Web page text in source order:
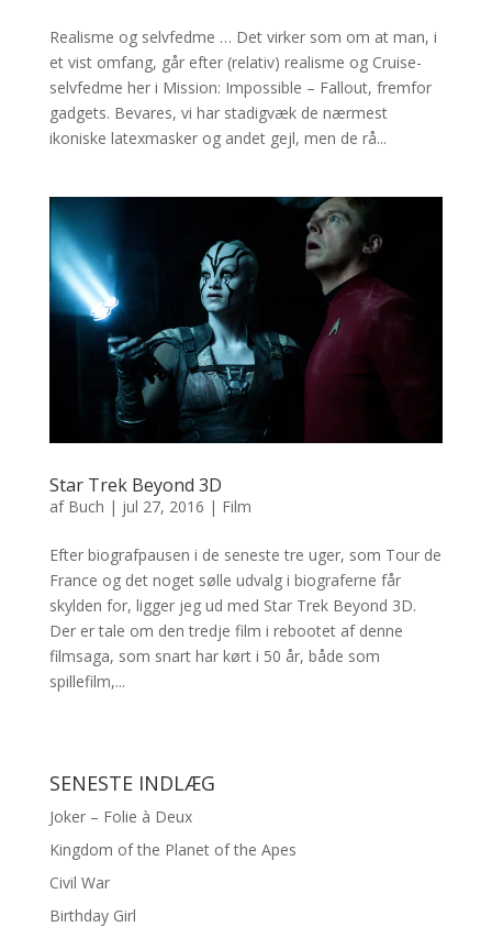
Realisme og selvfedme … Det virker som om at man, i
et vist omfang, går efter (relativ) realisme og Cruise-
selvfedme her i Mission: Impossible – Fallout, fremfor
gadgets. Bevares, vi har stadigvæk de nærmest
ikoniske latexmasker og andet gejl, men de rå...
Star Trek Beyond 3D
af Buch | jul 27, 2016 | Film
Efter biografpausen i de seneste tre uger, som Tour de
France og det noget sølle udvalg i biograferne får
skylden for, ligger jeg ud med Star Trek Beyond 3D.
Der er tale om den tredje film i rebootet af denne
filmsaga, som snart har kørt i 50 år, både som
spillefilm,...
SENESTE INDLÆG
Joker – Folie à Deux
Kingdom of the Planet of the Apes
Civil War
Birthday Girl